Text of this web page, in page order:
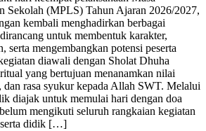
Sekolah (MPLS) Tahun Ajaran 2026/2027,
kembali menghadirkan berbagai
untuk membentuk karakter,
serta mengembangkan potensi peserta
diawali dengan Sholat Dhuha
yang bertujuan menanamkan nilai
rasa syukur kepada Allah SWT. Melalui
diajak untuk memulai hari dengan doa
mengikuti seluruh rangkaian kegiatan
didik […]